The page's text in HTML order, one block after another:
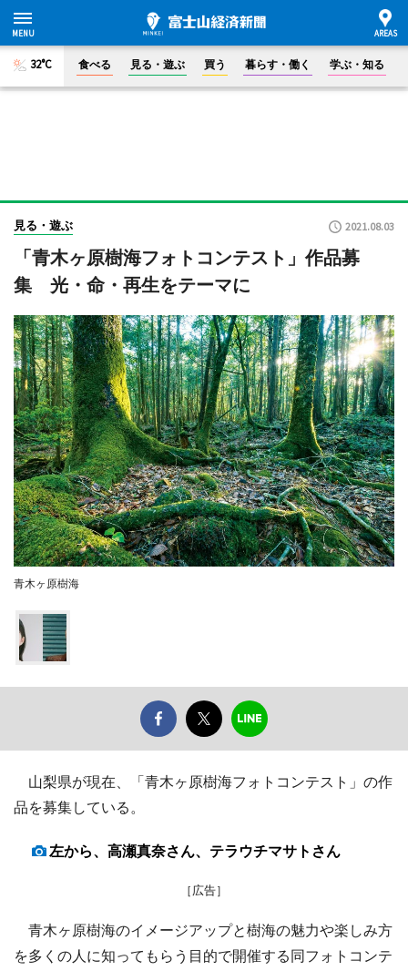
32°C 食べる 見る・遊ぶ 買う 暮らす・働く 学ぶ・知る
見る・遊ぶ 2021.08.03
「青木ヶ原樹海フォトコンテスト」作品募
集 光・命・再生をテーマに
青木ヶ原樹海
山梨県が現在、「青木ヶ原樹海フォトコンテスト」の作
品を募集している。
左から、高瀬真奈さん、テラウチマサトさん
［広告］
青木ヶ原樹海のイメージアップと樹海の魅力や楽しみ方
を多くの人に知ってもらう目的で開催する同フォトコンテ